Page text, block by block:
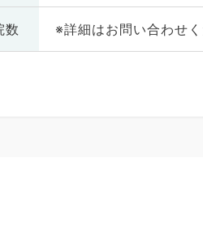
数 ※詳細はお問い合わせ